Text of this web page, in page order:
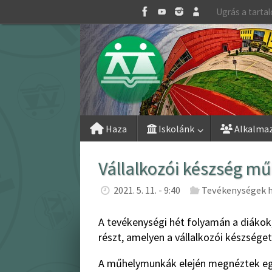
to
Ugrás a
Skip
Haza Iskolánk
Vállalkozói készség
2021. 5. 11. - 9:40 Tevékenységek
A tevékenységi hét folyamán a
részt, amelyen a vállalkozói
A műhelymunkák elején megnéztek